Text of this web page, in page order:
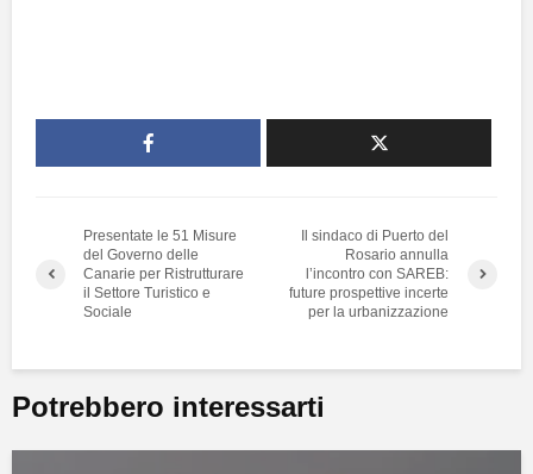
Presentate le 51 Misure
del Governo delle
Canarie per Ristrutturare
il Settore Turistico e
Sociale
Il sindaco di Puerto del
Rosario annulla
l’incontro con SAREB:
future prospettive incerte
per la urbanizzazione
Potrebbero interessarti